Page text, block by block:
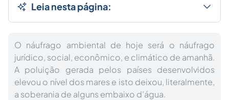
Leia nesta página:
O náufrago ambiental de hoje será o náufrago
jurídico, social, econômico, e climático de amanhã.
A poluição gerada pelos países desenvolvidos
elevou o nível dos mares e isto deixou, literalmente,
a soberania de alguns embaixo d’água.